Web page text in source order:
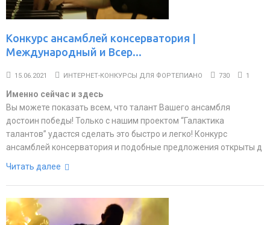
Конкурс ансамблей консерватория |
Международный и Всер...
15.06.2021 ИНТЕРНЕТ-КОНКУРСЫ ДЛЯ ФОРТЕПИАНО 730 1
Именно сейчас и здесь
Вы можете показать всем, что талант Вашего ансамбля
достоин победы! Только с нашим проектом “Галактика
талантов” удастся сделать это быстро и легко! Конкурс
ансамблей консерватория и подобные предложения открыты д
Читать далее